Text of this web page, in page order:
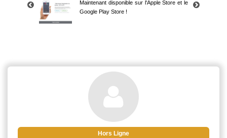
Maintenant disponible sur l'Apple Store et le
Google Play Store !
Google Play Store !
Hors Ligne